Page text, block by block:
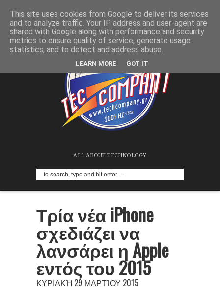
ALL ABOUT TECHNOLOGY
Τρία νέα iPhone
σχεδιάζει να
λανσάρει η Apple
εντός του 2015
ΚΥΡΙΑΚΉ 29 ΜΑΡΤΊΟΥ 2015
This site uses cookies from Google to deliver its services
and to analyze traffic. Your IP address and user-agent are
shared with Google along with performance and security
metrics to ensure quality of service, generate usage
statistics, and to detect and address abuse.
LEARN MORE GOT IT